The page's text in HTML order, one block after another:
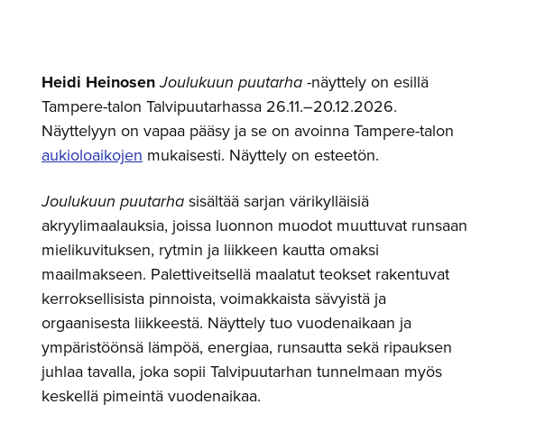
Heidi HeinosenJoulukuun puutarha-näyttely on esillä
Tampere-talon Talvipuutarhassa 26.11.–20.12.2026.
Näyttelyyn on vapaa pääsy ja se on avoinna Tampere-talon
aukioloaikojen mukaisesti. Näyttely on esteetön.
Joulukuun puutarhasisältää sarjan värikylläisiä
akryylimaalauksia, joissa luonnon muodot muuttuvat runsaan
mielikuvituksen, rytmin ja liikkeen kautta omaksi
maailmakseen. Palettiveitsellä maalatut teokset rakentuvat
kerroksellisista pinnoista, voimakkaista sävyistä ja
orgaanisesta liikkeestä. Näyttely tuo vuodenaikaan ja
ympäristöönsä lämpöä, energiaa, runsautta sekä ripauksen
juhlaa tavalla, joka sopii Talvipuutarhan tunnelmaan myös
keskellä pimeintä vuodenaikaa.